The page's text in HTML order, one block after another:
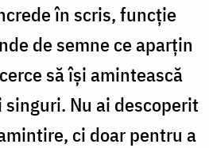
în scris, funcție
de semne ce aparțin
să își amintească
Nu ai descoperit
ci doar pentru a